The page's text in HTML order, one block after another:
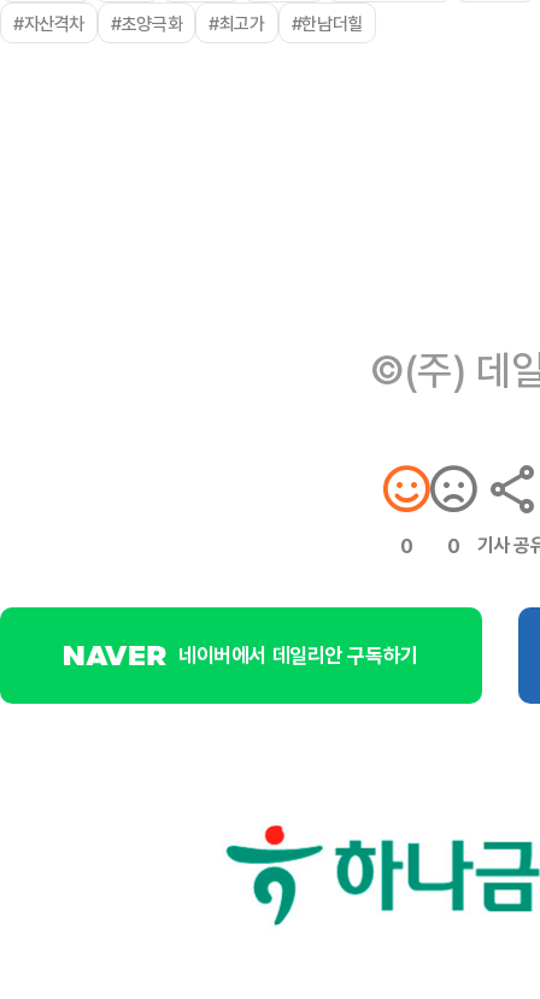
#자산격차
#초양극화 #최고가 #한남더힐
©(주) 데
0 0 기사 공
네이버에서 데일리안 구독하기